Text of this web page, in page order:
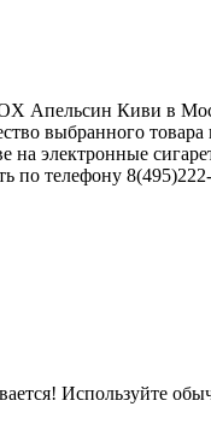
Апельсин Киви в
выбранного
электронные
телефону
Используйте